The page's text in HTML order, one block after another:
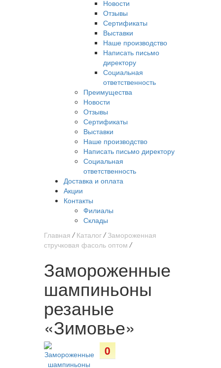
Новости
Отзывы
Сертификаты
Выставки
Наше производство
Написать письмо
директору
Социальная
ответственность
Преимущества
Новости
Отзывы
Сертификаты
Выставки
Наше производство
Написать письмо директору
Социальная
ответственность
Доставка и оплата
Акции
Контакты
Филиалы
Склады
Главная / Каталог / Замороженная
стручковая фасоль оптом/
Замороженные
шампиньоны
резаные
«Зимовье»
0